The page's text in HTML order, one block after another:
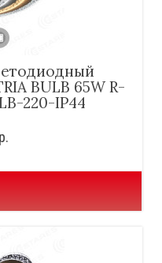
BULB 65W R-
220-IP44